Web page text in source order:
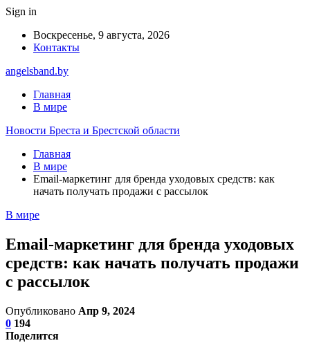
Sign in
Воскресенье, 9 августа, 2026
Контакты
angelsband.by
Главная
В мире
Новости Бреста и Брестской области
Главная
В мире
Email-маркетинг для бренда уходовых средств: как
начать получать продажи с рассылок
В мире
Email-маркетинг для бренда уходовых
средств: как начать получать продажи
с рассылок
Опубликовано Апр 9, 2024
0 194
Поделится